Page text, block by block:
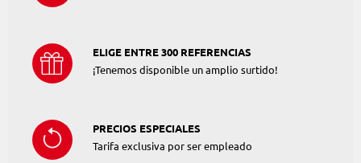
ELIGE ENTRE 300 REFERENCIAS
¡Tenemos disponible un amplio surtido!
PRECIOS ESPECIALES
Tarifa exclusiva por ser empleado